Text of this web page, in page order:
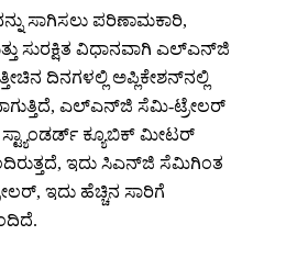
ಸಾಗಿಸಲು ಪರಿಣಾಮಕಾರಿ,
ಸುರಕ್ಷಿತ ವಿಧಾನವಾಗಿ ಎಲ್‌ಎನ್‌ಜಿ
ದಿನಗಳಲ್ಲಿ ಅಪ್ಲಿಕೇಶನ್‌ನಲ್ಲಿ
ಎಲ್‌ಎನ್‌ಜಿ ಸೆಮಿ-ಟ್ರೇಲರ್
ಸ್ಟ್ಯಾಂಡರ್ಡ್ ಕ್ಯೂಬಿಕ್ ಮೀಟರ್
ಇದು ಸಿಎನ್‌ಜಿ ಸೆಮಿಗಿಂತ
ಇದು ಹೆಚ್ಚಿನ ಸಾರಿಗೆ